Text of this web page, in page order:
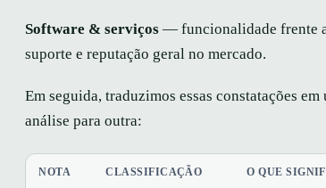
Software & serviços — funcionalidade frente
suporte e reputação geral no mercado.
Em seguida, traduzimos essas constatações
análise para outra:
NOTA CLASSIFICAÇÃO O QUE